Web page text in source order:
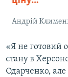
Андрій
«Я не готовий
стану в
Одарченко,